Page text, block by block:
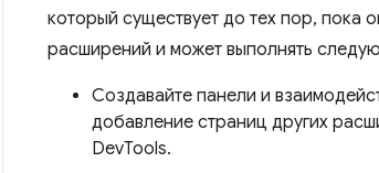
который существует до тех пор, пока
расширений и может выполнять
Создавайте панели и
добавление страниц других
DevTools.